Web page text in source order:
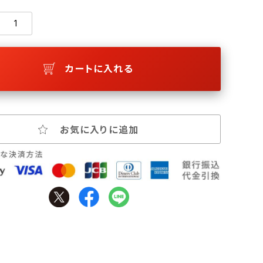
カートに入れる
お気に入りに追加